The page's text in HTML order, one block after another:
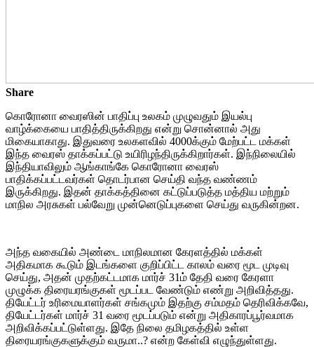
Share
கொரோனா வைரஸின் பாதிப்பு உலகம் முழுவதும் இயல்பு
வாழ்க்கையை பாதித்திருக்கிறது என்று சொன்னால் அது
மிகையாகாது. இதுவரை உலகளவில் 4000க்கும் மேற்பட்ட மக்கள்
இந்த வைரஸ் தாக்கப்பட்டு உயிரிழந்திருக்கிறார்கள். இந்நிலையில்
இந்தியாவிலும் ஆங்காங்கே கொரோனா வைரஸ்
பாதிக்கப்பட்டவர்கள் தொடர்பான செய்தி வந்த வண்ணம்
இருக்கிறது. இதன் தாக்கத்தினை கட்டுப்படுத்த மத்திய மற்றும்
மாநில அரசுகள் பல்வேறு முன்னெடுப்புகளை செய்து வருகின்றன.
அந்த வகையில் அண்டை மாநிலமான கேரளத்தில் மக்கள்
அதிகமாக கூடும் இடங்களை குறிப்பிட்ட காலம் வரை மூட முடிவு
செய்து, அதன் முதற்கட்டமாக மார்ச் 31ம் தேதி வரை கேரளா
முழுக்க திரையரங்குகள் மூடப்பட வேண்டும் எண்று அறிவித்தது.
தியேட்டர் உரிமையாளர்கள் சங்கமும் இதற்கு சம்மதம் தெரிவிக்கவே,
தியேட்டர்கள் மார்ச் 31 வரை மூடப்படும் என்று அதிகாரப்பூர்வமாக
அறிவிக்கப்பட்டுள்ளது. இதே நிலை தமிழகத்தில் உள்ள
திரையரங்குகளுக்கும் வருமா..? என்ற கேள்வி எழுந்துள்ளது.